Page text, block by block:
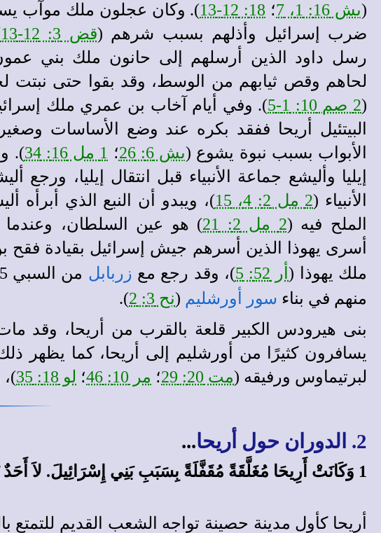
(يش 16: 1، 7 ؛ 18: 12-13
). وكان عجلون ملك موآب
ضرب إسرائيل وأذلهم بسبب شرهم (قض 3: 12-13
رسل داود الذين أرسلهم إلى حانون ملك بني
لحاهم وقص ثيابهم من الوسط، وقد بقوا حتى نبتت
(2 صم 10: 1-5
). وفي أيام آخاب بن عمري ملك
البيتئيل أريحا ففقد بكره عند وضع الأساسات
الأبواب بسبب نبوة يشوع (يش 6: 26 ؛ 1 مل 16: 34
).
إيليا وأليشع جماعة الأنبياء قبل انتقال إيليا، ورجع
الأنبياء (2 مل 2: 4، 15
)، ويبدو أن النبع الذي أبرأه
الملح فيه (2 مل 2: 21
) هو عين السلطان،
أسرى يهوذا الذين أسرهم جيش إسرائيل بقيادة فقح
ملك يهوذا (أر 52: 5 )، وقد رجع مع زربابل من السبي 345 نفسًا من سكان أريحا السابقين ونسلهم (
منهم في بناء سور أورشليم (نح 3: 2
).
بنى هيرودس الكبير قلعة بالقرب من أريحا، وقد
يسافرون كثيرًا من أورشليم إلى أريحا، كما يظهر
لبرتيماوس ورفيقه (مت 20: 29 ؛ مر 10: 46 ؛ لو 18: 35 )،
2. الدوران حول أريحا ...
1 وَكَانَتْ أَرِيحَا مُغَلَّقَةً مُقَفَّلَةً بِسَبَبِ بَنِي إِسْرَائِيلَ. لاَ أَحَدٌ يَخْرُجُ وَلاَ أَحَدٌ يَدْخُلُ.
أريحا كأول مدينة حصينة تواجه الشعب القديم